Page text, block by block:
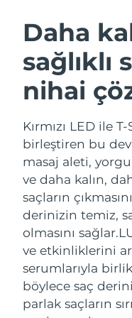
Daha
sağlıklı
nihai
Kırmızı LED ile
birleştiren bu
masaj aleti,
ve daha kalın,
saçların
derinizin temiz,
olmasını sağlar.
ve etkinliklerini
serumlarıyla
böylece saç
parlak saçların
Yüz temizleme
Anti-
For
Nemlendirme
UFO™
Deep
UFO™
Near-
device
issa™
Hybrid
issa™
Smart
FAQ™
Yaşlanma karşıtı
Avusturya
Bahreyn
Belçika
Bermuda
Bosna-Hersek
Brunei
Bulgaristan
Kanada
Şili